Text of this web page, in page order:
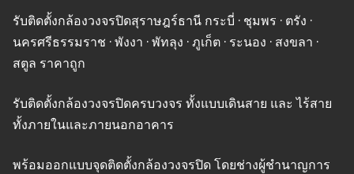
รับติดตั้งกล้องวงจรปิดสุราษฎร์ธานี กระบี่ · ชุมพร · ตรัง ·
นครศรีธรรมราช · พังงา · พัทลุง · ภูเก็ต · ระนอง · สงขลา ·
สตูล ราคาถูก
รับติดตั้งกล้องวงจรปิดครบวงจร ทั้งแบบเดินสาย และ ไร้สาย
ทั้งภายในและภายนอกอาคาร
พร้อมออกแบบจุดติดตั้งกล้องวงจรปิด โดยช่างผู้ชำนาญการ